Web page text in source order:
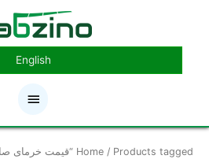
اصلی
English
Home / Products tagged “قیمت خرمای صادراتی”